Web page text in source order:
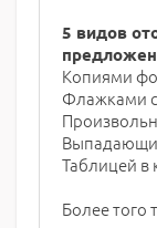
5 видов
Копиями
Флажками
Таблицей в
Более того